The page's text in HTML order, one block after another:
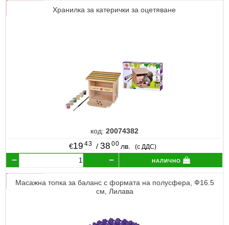
Хранилка за катерички за оцетяване
код: 20074382
€19 43 / 38 00 лв. (с ДДС)
налично
Масажна топка за баланс с формата на полусфера, Ф16.5
см, Лилава